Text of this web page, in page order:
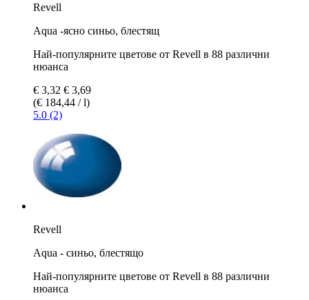
Revell
Aqua -ясно синьо, блестящ
Най-популярните цветове от Revell в 88 различни
нюанса
€ 3,32 € 3,69
(€ 184,44 / l)
5.0 (2)
Revell
Aqua - синьо, блестящо
Най-популярните цветове от Revell в 88 различни
нюанса